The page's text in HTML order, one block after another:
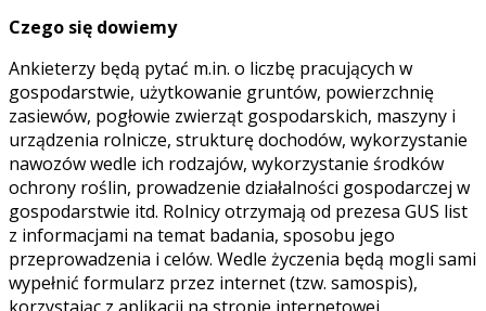
Czego się dowiemy
Ankieterzy będą pytać m.in. o liczbę pracujących w
gospodarstwie, użytkowanie gruntów, powierzchnię
zasiewów, pogłowie zwierząt gospodarskich, maszyny i
urządzenia rolnicze, strukturę dochodów, wykorzystanie
nawozów wedle ich rodzajów, wykorzystanie środków
ochrony roślin, prowadzenie działalności gospodarczej w
gospodarstwie itd. Rolnicy otrzymają od prezesa GUS list
z informacjami na temat badania, sposobu jego
przeprowadzenia i celów. Wedle życzenia będą mogli sami
wypełnić formularz przez internet (tzw. samospis),